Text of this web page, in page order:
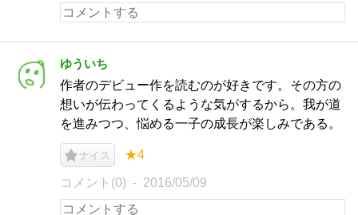
ゆういち
作者のデビュー作を読むのが好きです。その方の
想いが伝わってくるような気がするから。我が道
を進みつつ、悩める一子の成長が楽しみである。
ナイス ★4
コメント(0) 2016/05/09